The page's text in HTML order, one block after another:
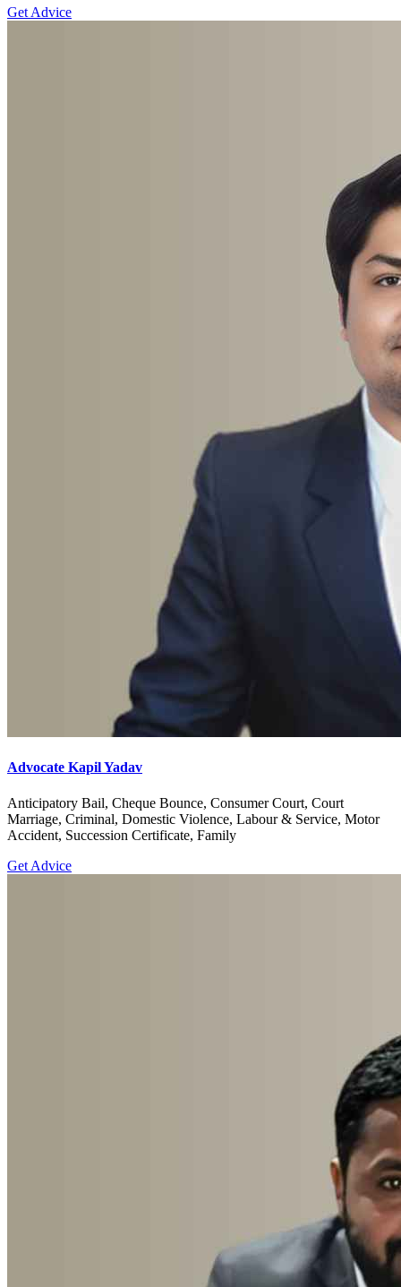
Get Advice
Advocate Kapil Yadav
Anticipatory Bail, Cheque Bounce, Consumer Court, Court
Marriage, Criminal, Domestic Violence, Labour & Service, Motor
Accident, Succession Certificate, Family
Get Advice